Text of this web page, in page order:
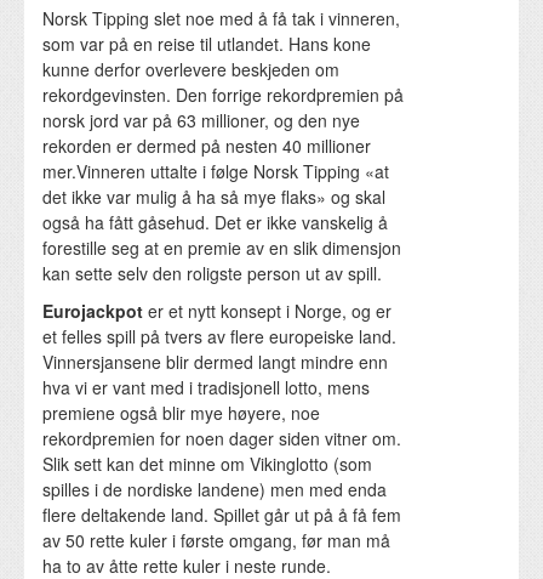
Norsk Tipping slet noe med å få tak i vinneren,
som var på en reise til utlandet. Hans kone
kunne derfor overlevere beskjeden om
rekordgevinsten. Den forrige rekordpremien på
norsk jord var på 63 millioner, og den nye
rekorden er dermed på nesten 40 millioner
mer.Vinneren uttalte i følge Norsk Tipping «at
det ikke var mulig å ha så mye flaks» og skal
også ha fått gåsehud. Det er ikke vanskelig å
forestille seg at en premie av en slik dimensjon
kan sette selv den roligste person ut av spill.
Eurojackpot er et nytt konsept i Norge, og er
et felles spill på tvers av flere europeiske land.
Vinnersjansene blir dermed langt mindre enn
hva vi er vant med i tradisjonell lotto, mens
premiene også blir mye høyere, noe
rekordpremien for noen dager siden vitner om.
Slik sett kan det minne om Vikinglotto (som
spilles i de nordiske landene) men med enda
flere deltakende land. Spillet går ut på å få fem
av 50 rette kuler i første omgang, før man må
ha to av åtte rette kuler i neste runde.